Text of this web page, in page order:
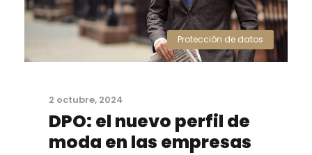
Protección de datos
2 octubre, 2024
DPO: el nuevo perfil de
moda en las empresas